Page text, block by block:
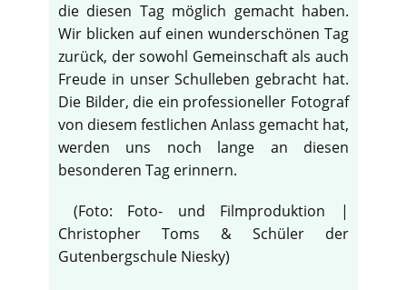
die diesen Tag möglich gemacht haben.
Wir blicken auf einen wunderschönen Tag
zurück, der sowohl Gemeinschaft als auch
Freude in unser Schulleben gebracht hat.
Die Bilder, die ein professioneller Fotograf
von diesem festlichen Anlass gemacht hat,
werden uns noch lange an diesen
besonderen Tag erinnern.
(Foto: Foto- und Filmproduktion |
Christopher Toms & Schüler der
Gutenbergschule Niesky)